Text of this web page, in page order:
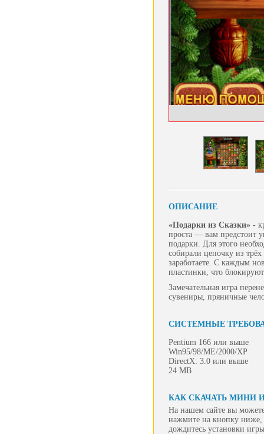
ОПИСАНИЕ
«Подарки из Сказки» -
проста — вам предстоит
подарки. Для этого
собирали цепочку из
заработаете. С каждым
пластинки, что
Замечательная игра
сувениры, пряничные
СИСТЕМНЫЕ
Pentium 166 или выше
Win95/98/ME/2000/XP
DirectX: 3.0 или выше
24 MB
КАК СКАЧАТЬ МИНИ
На нашем сайте вы
нажмите на кнопку ниже,
дождитесь установки